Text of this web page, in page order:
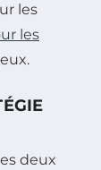
les
les
deux